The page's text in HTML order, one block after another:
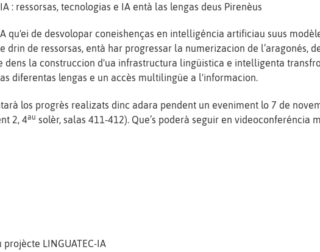
: ressorsas, tecnologias e IA entà las lengas deus Pirenèus
qu'ei de desvolopar coneishenças en intelligéncia artificiau suus
drin de ressorsas, entà har progressar la numerizacion de l’aragonés,
dens la construccion d'ua infrastructura lingüistica e intelligenta
diferentas lengas e un accès multilingüe a l'informacion.
los progrès realizats dinc adara pendent un eveniment lo 7 de
2, 4au solèr, salas 411-412). Que’s poderà seguir en videoconferéncia
LINGUATEC-IA